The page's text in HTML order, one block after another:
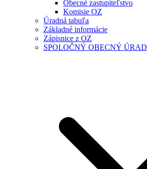
Obecné zastupiteľstvo
Komisie OZ
Úradná tabuľa
Základné informácie
Zápisnice z OZ
SPOLOČNÝ OBECNÝ ÚRAD